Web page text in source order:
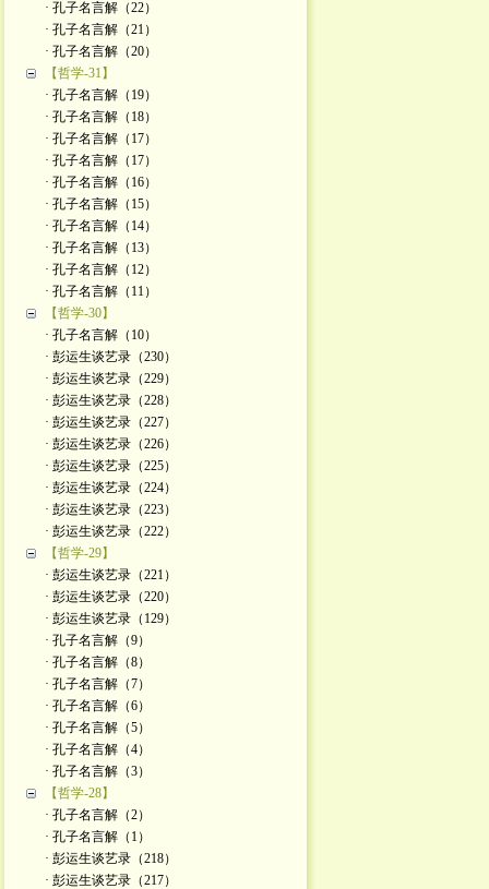
· 孔子名言解（22）
· 孔子名言解（21）
· 孔子名言解（20）
【哲学-31】
· 孔子名言解（19）
· 孔子名言解（18）
· 孔子名言解（17）
· 孔子名言解（17）
· 孔子名言解（16）
· 孔子名言解（15）
· 孔子名言解（14）
· 孔子名言解（13）
· 孔子名言解（12）
· 孔子名言解（11）
【哲学-30】
· 孔子名言解（10）
· 彭运生谈艺录（230）
· 彭运生谈艺录（229）
· 彭运生谈艺录（228）
· 彭运生谈艺录（227）
· 彭运生谈艺录（226）
· 彭运生谈艺录（225）
· 彭运生谈艺录（224）
· 彭运生谈艺录（223）
· 彭运生谈艺录（222）
【哲学-29】
· 彭运生谈艺录（221）
· 彭运生谈艺录（220）
· 彭运生谈艺录（129）
· 孔子名言解（9）
· 孔子名言解（8）
· 孔子名言解（7）
· 孔子名言解（6）
· 孔子名言解（5）
· 孔子名言解（4）
· 孔子名言解（3）
【哲学-28】
· 孔子名言解（2）
· 孔子名言解（1）
· 彭运生谈艺录（218）
· 彭运生谈艺录（217）